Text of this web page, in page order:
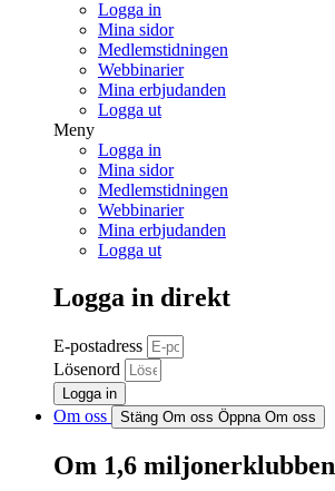
Logga in
Mina sidor
Medlemstidningen
Webbinarier
Mina erbjudanden
Logga ut
Meny
Logga in
Mina sidor
Medlemstidningen
Webbinarier
Mina erbjudanden
Logga ut
Logga in direkt
E-postadress
Lösenord
Logga in
Om oss Stäng Om oss Öppna Om oss
Om 1,6 miljonerklubben